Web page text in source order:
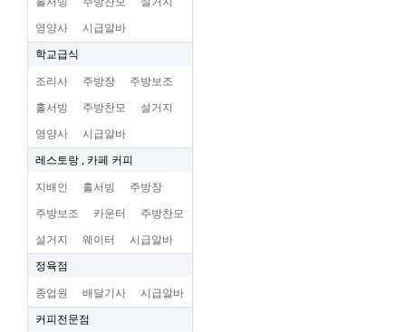
영양사 시급알바
학교급식
조리사 주방장 주방보조
홀서빙 주방찬모 설거지
영양사 시급알바
레스토랑 , 카페 커피
지배인 홀서빙 주방장
주방보조 카운터 주방찬모
설거지 웨이터 시급알바
정육점
종업원 배달기사 시급알바
커피전문점